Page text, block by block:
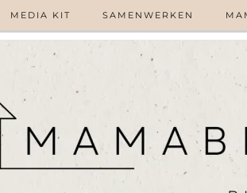
MEDIA KIT SAMENWERKEN